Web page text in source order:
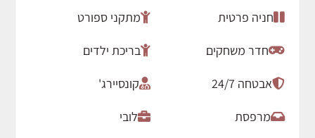
חניה פרטית מתקני ספורט
חדר משחקים בריכת ילדים
אבטחה 24/7 קונסיירג'
מרפסת לובי